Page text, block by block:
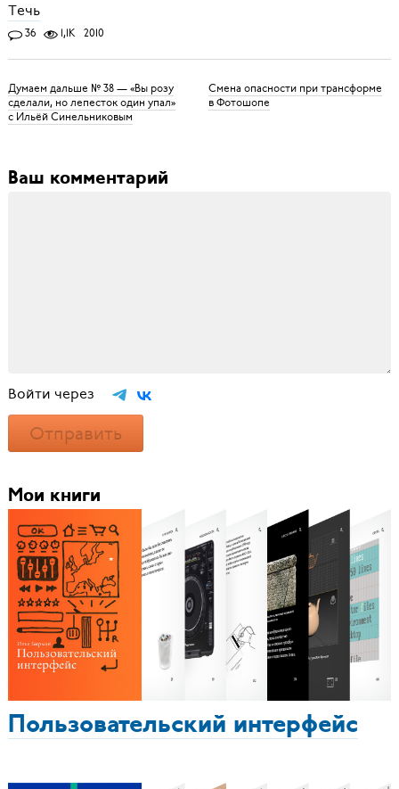
Течь
36 1,1K 2010
Думаем дальше № 38 — «Вы розу
сделали, но лепесток один упал»
с Ильёй Синельниковым
Смена опасности при трансформе
в Фотошопе
Ваш комментарий
Войти через
Отправить
Мои книги
Пользовательский интерфейс